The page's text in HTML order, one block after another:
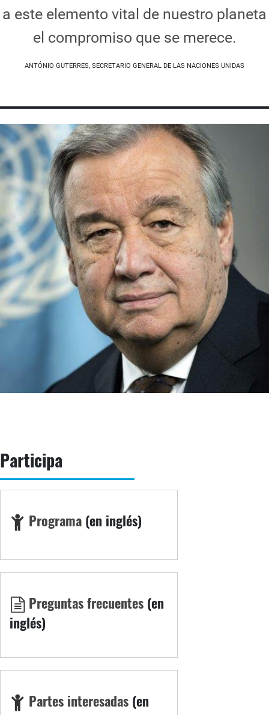
a este elemento vital de nuestro planeta
el compromiso que se merece.
ANTÓNIO GUTERRES, SECRETARIO GENERAL DE LAS NACIONES UNIDAS
Participa
Programa (en inglés)
Preguntas frecuentes (en
inglés)
Partes interesadas (en